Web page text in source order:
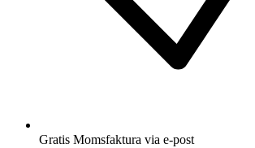
Gratis Momsfaktura via e-post